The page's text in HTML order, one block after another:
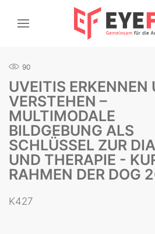
90
UVEITIS ERKENNEN
VERSTEHEN –
MULTIMODALE
BILDGEBUNG ALS
SCHLÜSSEL ZUR
UND THERAPIE -
RAHMEN DER DOG
K427